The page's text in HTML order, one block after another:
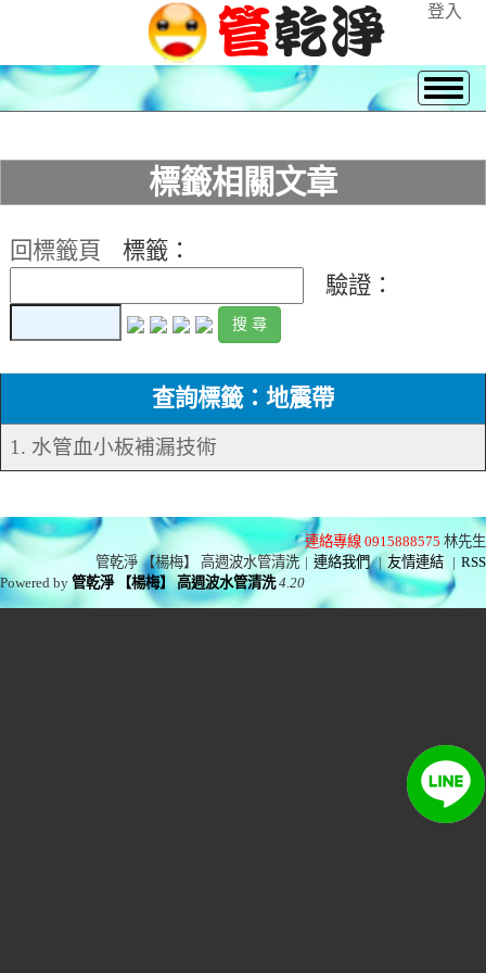
登入
標籤相關文章
回標籤頁
標籤：
驗證：
查詢標籤：地震帶
1. 水管血小板補漏技術
連絡專線 0915888575 林先生
管乾淨 【楊梅】 高週波水管清洗 | 連絡我們 | 友情連結 | RSS
Powered by管乾淨 【楊梅】 高週波水管清洗 4.20